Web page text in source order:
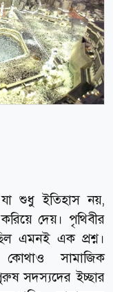
শুধু ইতিহাস নয়,
দেয়। পৃথিবীর
এমনই এক প্রশ্ন।
কোথাও সামাজিক
সদস্যদের ইচ্ছার